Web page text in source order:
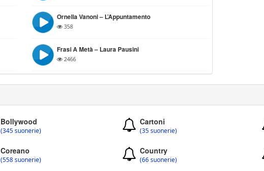
Ornella Vanoni – L’Appuntamento
358
Frasi A Metà – Laura Pausini
2466
Bollywood
(345 suonerie)
Cartoni
(35 suonerie)
Coreano
(558 suonerie)
Country
(66 suonerie)